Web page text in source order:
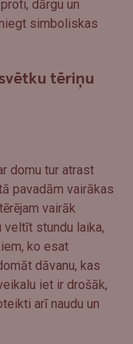
dārgu un
simboliskas
tēriņu
domu tur atrast
pavadām vairākas
vairāk
stundu laika,
ko esat
dāvanu, kas
iet ir drošāk,
arī naudu un